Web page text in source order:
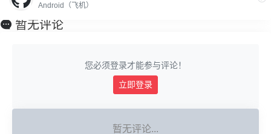
Android（飞机）
暂无评论
您必须登录才能参与评论！
立即登录
暂无评论...